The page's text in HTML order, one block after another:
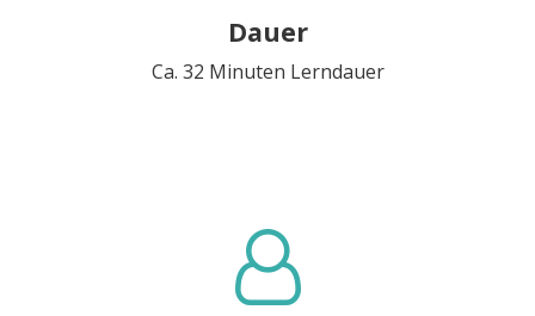
Dauer
Ca. 32 Minuten Lerndauer